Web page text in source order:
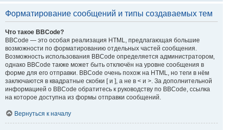
Форматирование сообщений и типы создаваемых тем
Что такое BBCode?
BBCode — это особая реализация HTML, предлагающая большие
возможности по форматированию отдельных частей сообщения.
Возможность использования BBCode определяется администратором,
однако BBCode также может быть отключён на уровне сообщения в
форме для его отправки. BBCode очень похож на HTML, но теги в нём
заключаются в квадратные скобки [ и ], а не в < и >. За дополнительной
информацией о BBCode обратитесь к руководству по BBCode, ссылка
на которое доступна из формы отправки сообщений.
Вернуться к началу